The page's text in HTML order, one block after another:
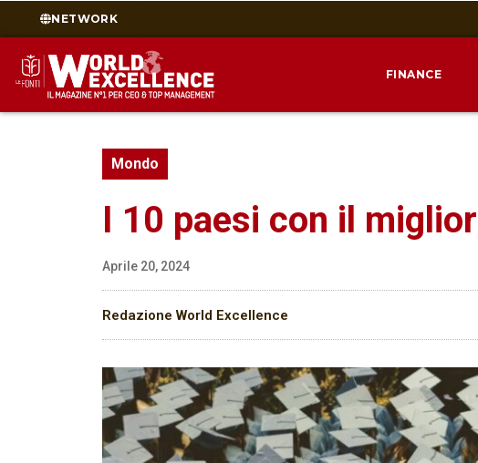
NETWORK
FINANCE
Mondo
I 10 paesi con il
Aprile 20, 2024
Redazione World Excellence